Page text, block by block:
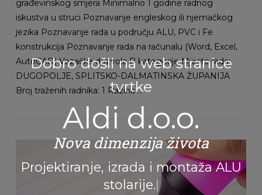
Dobro došli na web stranice
tvrtke
Aldi d.o.o.
Nova dimenzija života
Projektiranje, izrada i montažaALU
stolarije.|
VIEW POST
građevinskog smjera Minimalno 1 godine radnog
iskustva u struci Poznavanje engleskog ili njemačkog
jezika Poznavanje rada u području ALU, PVC i Fe
konstrukcija Poznavanje rada na računalu (Word, Excel,
AutoCAD) Vozačka dozvola B kategorije Mjesto rada:
DUGOPOLJE, SPLITSKO-DALMATINSKA ŽUPANIJA
Broj traženih radnika: 1 Razina …